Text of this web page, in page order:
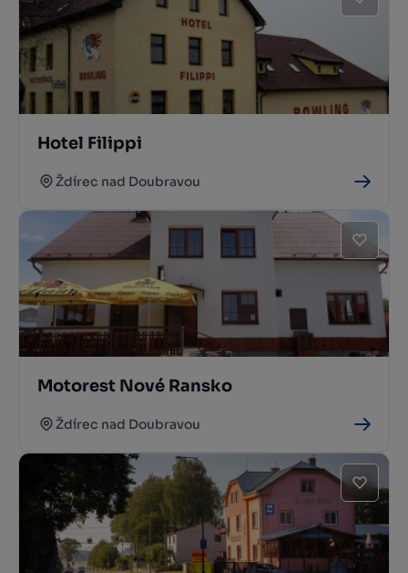
Hotel Filippi
Ždírec nad Doubravou
Motorest Nové Ransko
Ždírec nad Doubravou